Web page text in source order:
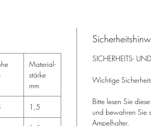
Material-
stärke
mm
1,5
SICHERHEITS-
Wichtige
Bitte lesen Sie
und bewahren Sie
Ampelhalter.